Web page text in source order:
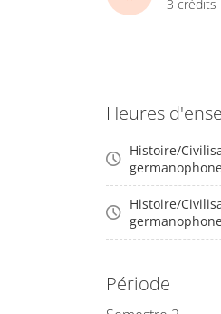
3 crédits
Heures
Histoire/
Histoire/
Période